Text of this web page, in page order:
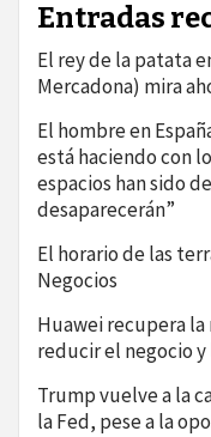
Entradas
El rey de la patata
Mercadona) mira
El hombre en
está haciendo con
espacios han sido
desaparecerán”
El horario de las
Negocios
Huawei recupera la
reducir el negocio
Trump vuelve a la
la Fed, pese a la